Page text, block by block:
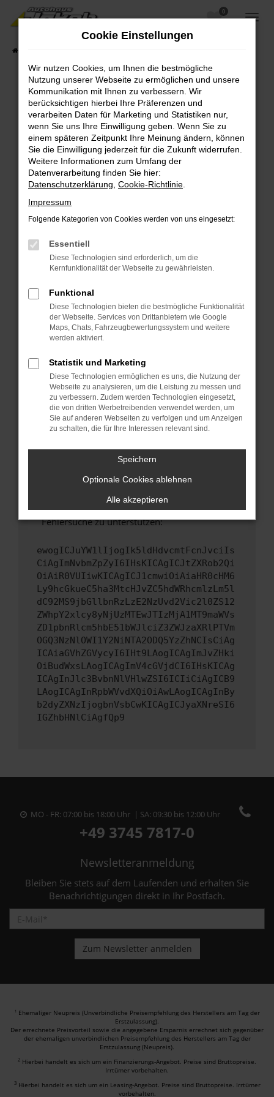
Zum
Hauptinhalt
0
Fehler: Network Error
Beim Laden ist ein Fehler aufgetreten.
Hier sind ein paar Tipps, die dir helfen können:
Überprüfe deine Firewall und deine
Internetverbindung.
Laden andere Webseiten, zum Beispiel deine
Suchmaschine?
Prüfe deine Browsererweiterungen.
Manche Erweiterungen, wie Werbeblocker,
können das Laden bestimmter Seiten
verhindern. Funktioniert die Seite in einem
Fenster?
Starte dein Gerät neu.
Das kann manchmal helfen, vorübergehende
Probleme zu beheben.
Betriebssystem auf dem neuesten Stand
sind.
Veraltete Software birgt nicht nur ein
Sicherheitsrisiko, sondern kann auch dazu
führen, dass bestimmte Funktionen nicht mehr
unterstützt werden.
Wende dich an den Webseitenbetreiber.
Wenn du alle oben genannten Schritte versucht
hast, kontaktiere uns bitte. Wir werden
versuchen, das Problem zu beheben. Du kannst
uns diesen Text schicken, um uns bei der
Fehlersuche zu unterstützen:
ewogICJuYW1lIjogIk5ldHdvcmtFcnJvciIs
CiAgImNvbmZpZyI6IHsKICAgICJtZXRob2Qi
OiAiR0VUIiwKICAgICJ1cmwiOiAiaHR0cHM6
Ly9hcGkueC5ha3MtcHJvZC5hdWRhcmlzLm5l
dC92MS9jbGllbnRzLzE2NzUvd2Vic2l0ZS12
ZWhpY2xlcy8yNjUzMTEwJTIzMjA1MT9maWVs
ZD1pbnRlcm5hbE51bWJlciZ3ZWJzaXRlPTVm
OGQ3NzNlOWI1Y2NiNTA2ODQ5YzZhNCIsCiAg
ICAiaGVhZGVycyI6IHt9LAogICAgImJvZHki
OiBudWxsLAogICAgImV4cGVjdCI6IHsKICAg
ICAgInJlc3BvbnNlVHlwZSI6ICIiCiAgICB9
LAogICAgInRpbWVvdXQiOiAwLAogICAgInBy
b2dyZXNzIjogbnVsbCwKICAgICJyaXNreSI6
IGZhbHNlCiAgfQp9
MO - FR: 07:00 bis 18:00 Uhr | SA: 09:30 bis 12:00 Uhr
+49 3745 7817-0
Newsletteranmeldung
Bleiben Sie stets auf dem Laufenden und erhalten Sie
Benachrichtigungen direkt in Ihr Postfach.
1 Ehemaliger Neupreis (Unverbindliche Preisempfehlung des Herstellers am Tag der
Erstzulassung).
Der errechnete Preisvorteil sowie die angegebene Ersparnis errechnet sich gegenüber
der ehemaligen unverbindlichen Preisempfehlung des Herstellers am Tag der
Erstzulassung (Neupreis).
2 Hierbei handelt es sich um ein Finanzierungs-Angebot. Preise sind Bruttopreise.
Irrtümer vorbehalten.
3 Hierbei handelt es sich um ein Leasing-Angebot. Preise sind Bruttopreise. Irrtümer
vorbehalten.
Cookie Einstellungen
Wir nutzen Cookies, um Ihnen die bestmögliche
Nutzung unserer Webseite zu ermöglichen und unsere
Kommunikation mit Ihnen zu verbessern. Wir
berücksichtigen hierbei Ihre Präferenzen und
verarbeiten Daten für Marketing und Statistiken nur,
wenn Sie uns Ihre Einwilligung geben. Wenn Sie zu
einem späteren Zeitpunkt Ihre Meinung ändern, können
Sie die Einwilligung jederzeit für die Zukunft widerrufen.
Weitere Informationen zum Umfang der
Datenverarbeitung finden Sie hier:
Datenschutzerklärung Cookie-Richtlinie
Impressum
Folgende Kategorien von Cookies werden von uns eingesetzt:
Essentiell
Diese Technologien sind erforderlich, um die
Kernfunktionalität der Webseite zu gewährleisten.
Funktional
Diese Technologien bieten die bestmögliche Funktionalität
der Webseite. Services von Drittanbietern wie Google
Maps, Chats, Fahrzeugbewertungssystem und weitere
werden aktiviert.
Statistik und Marketing
Diese Technologien ermöglichen es uns, die Nutzung der
Webseite zu analysieren, um die Leistung zu messen und
zu verbessern. Zudem werden Technologien eingesetzt,
die von dritten Werbetreibenden verwendet werden, um
Sie auf anderen Webseiten zu verfolgen und um Anzeigen
zu schalten, die für Ihre Interessen relevant sind.
Speichern
Optionale Cookies ablehnen
Alle akzeptieren